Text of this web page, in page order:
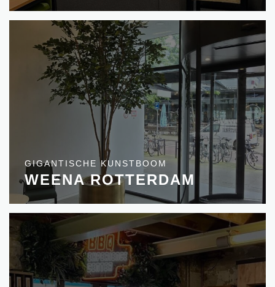
GIGANTISCHE KUNSTBOOM
WEENA ROTTERDAM